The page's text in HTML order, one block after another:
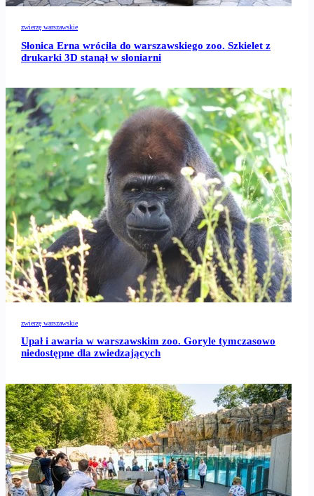
zwierzę warszawskie
Słonica Erna wróciła do warszawskiego zoo. Szkielet z
drukarki 3D stanął w słoniarni
zwierzę warszawskie
Upał i awaria w warszawskim zoo. Goryle tymczasowo
niedostępne dla zwiedzających